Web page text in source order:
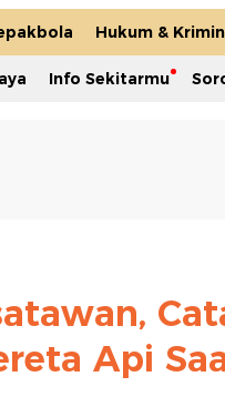
Hukum &
Info Sekitarmu
Api